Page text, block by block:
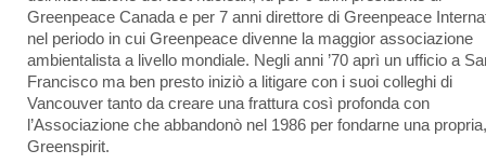
Greenpeace Canada e per 7 anni direttore di Greenpeace
nel periodo in cui Greenpeace divenne la maggior associazione
ambientalista a livello mondiale. Negli anni ’70 aprì un ufficio a
Francisco ma ben presto iniziò a litigare con i suoi colleghi di
Vancouver tanto da creare una frattura così profonda con
l’Associazione che abbandonò nel 1986 per fondarne una
Greenspirit.